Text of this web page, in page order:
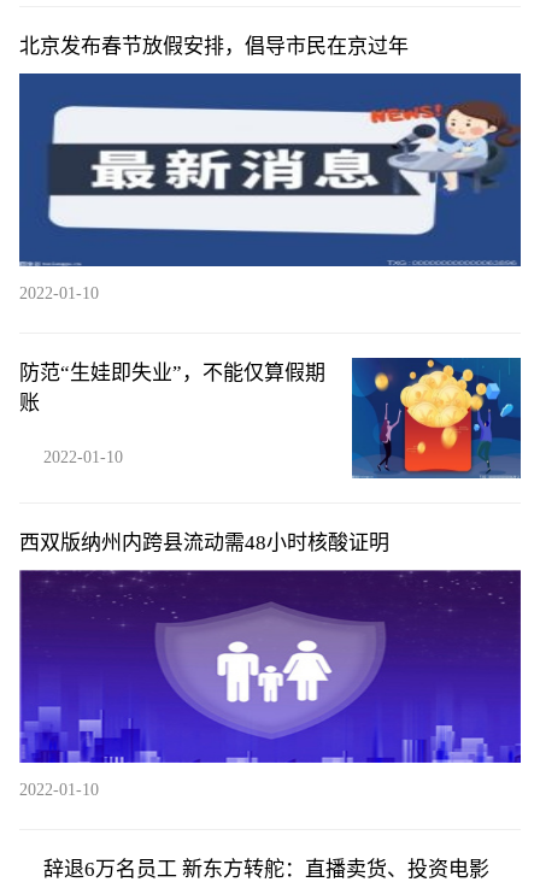
北京发布春节放假安排，倡导市民在京过年
2022-01-10
防范“生娃即失业”，不能仅算假期
账
2022-01-10
西双版纳州内跨县流动需48小时核酸证明
2022-01-10
辞退6万名员工 新东方转舵：直播卖货、投资电影